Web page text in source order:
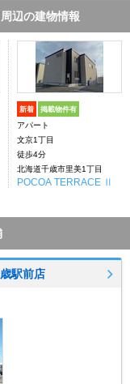
辺の建物情報
新着 掲載物件有
アパート
文京1丁目
徒歩4分
北海道千歳市里美1丁目
POCOA TERRACE Ⅱ
駅前店